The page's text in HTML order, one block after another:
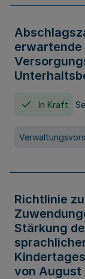
erwartende
In Kraft
Richtlinie
Stärkung
von August